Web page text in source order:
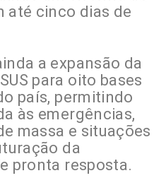
até cinco dias de
a expansão da
para oito bases
país, permitindo
às emergências,
massa e situações
da
pronta resposta.